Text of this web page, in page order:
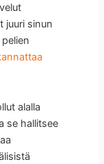
juuri sinun
alalla
se hallitsee